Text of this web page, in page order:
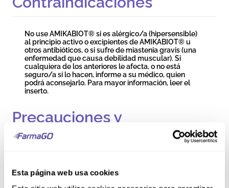
Esta página web usa cookies
No use AMIKABIOT® si es alérgico/a (hipersensible)
al principio activo o excipientes de AMIKABIOT® u
otros antibióticos, o si sufre de miastenia gravis (una
enfermedad que causa debilidad muscular). Si
cualquiera de los anteriores le afecta, o no está
seguro/a si lo hacen, informe a su médico, quien
podrá aconsejarlo. Para mayor información, leer el
inserto.
Precauciones y
Advertencias
problemas de audición u otros problemas con los